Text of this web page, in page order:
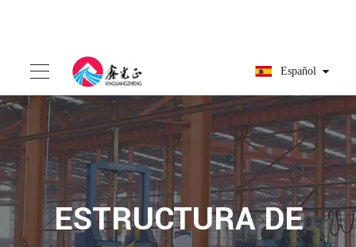
Español
ESTRUCTURA DE